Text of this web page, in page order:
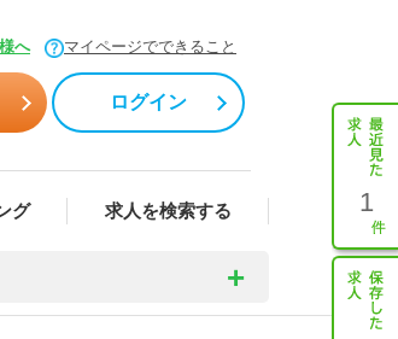
へ マイページでできること
ログイン
グ 求人を検索する 1